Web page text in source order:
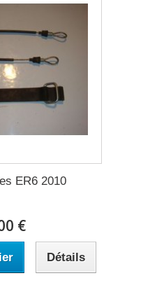
ER6 2010
€
Détails